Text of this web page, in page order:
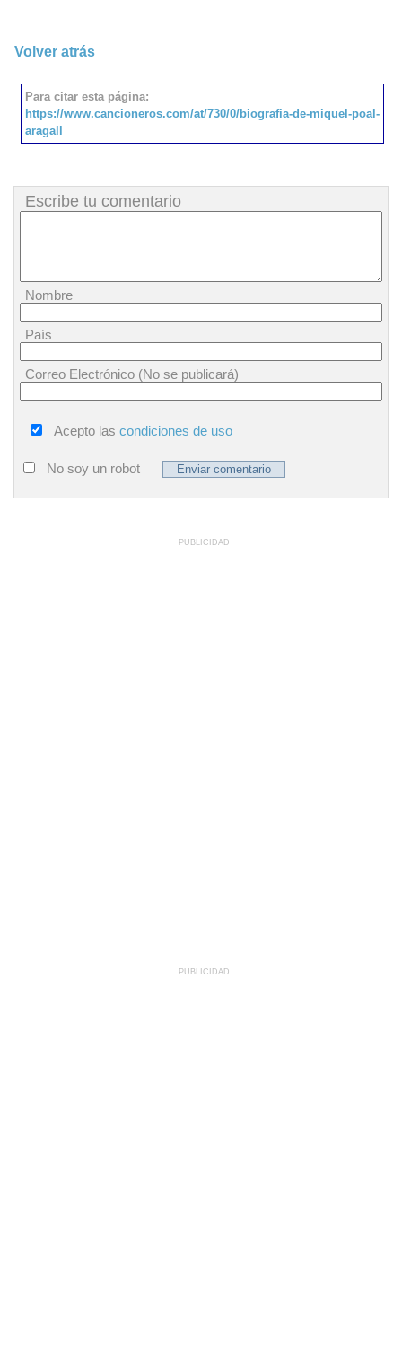
Volver atrás
Para citar esta página:
https://www.cancioneros.com/at/730/0/biografia-de-miquel-poal-
aragall
Escribe tu comentario
Nombre
País
Correo Electrónico (No se publicará)
Acepto las condiciones de uso
No soy un robot
PUBLICIDAD
PUBLICIDAD